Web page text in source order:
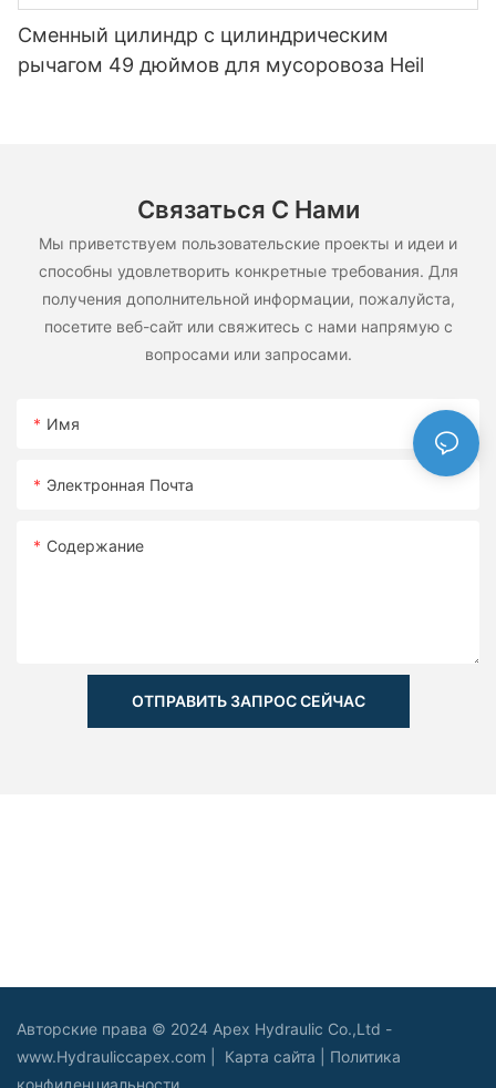
Сменный цилиндр с цилиндрическим
рычагом 49 дюймов для мусоровоза Heil
Связаться С Нами
Мы приветствуем пользовательские проекты и идеи и
способны удовлетворить конкретные требования. Для
получения дополнительной информации, пожалуйста,
посетите веб-сайт или свяжитесь с нами напрямую с
вопросами или запросами.
Имя
Электронная Почта
Содержание
ОТПРАВИТЬ ЗАПРОС СЕЙЧАС
Авторские права © 2024 Apex Hydraulic Co.,Ltd -
www.Hydrauliccapex.com | Карта сайта
Политика
конфиденциальности